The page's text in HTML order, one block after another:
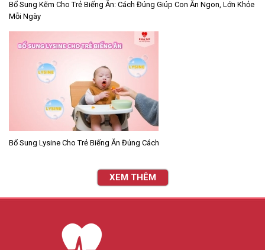
Bổ Sung Kẽm Cho Trẻ Biếng Ăn: Cách Đúng Giúp Con Ăn Ngon, Lớn Khỏe
Mỗi Ngày
Bổ Sung Lysine Cho Trẻ Biếng Ăn Đúng Cách
XEM THÊM